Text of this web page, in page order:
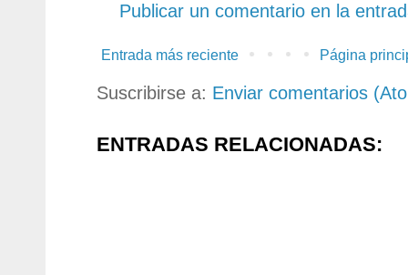
Publicar un comentario en la
Entrada más reciente Página
Suscribirse a: Enviar comentarios
ENTRADAS RELACIONADAS: